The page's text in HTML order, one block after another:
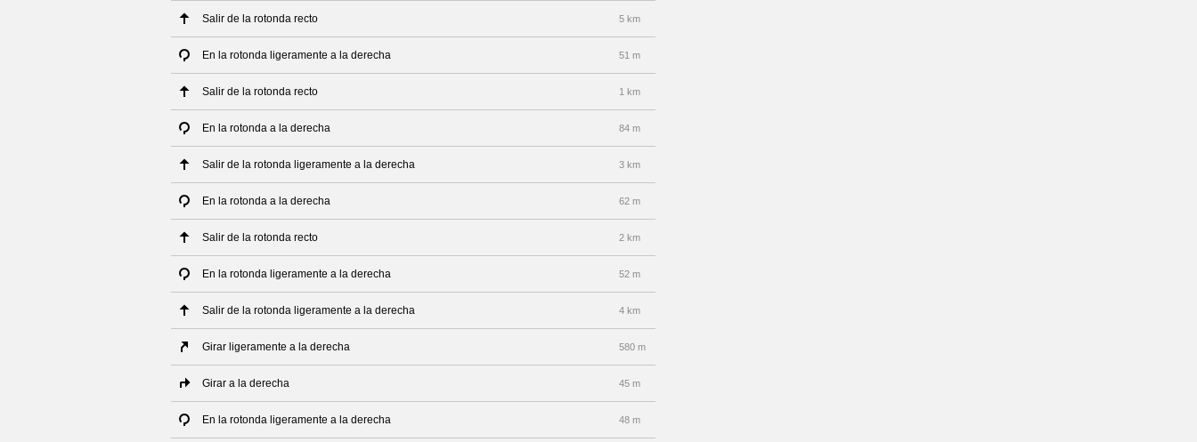
Salir de la rotonda recto 5 km
En la rotonda ligeramente a la derecha 51 m
Salir de la rotonda recto 1 km
En la rotonda a la derecha 84 m
Salir de la rotonda ligeramente a la derecha 3 km
En la rotonda a la derecha 62 m
Salir de la rotonda recto 2 km
En la rotonda ligeramente a la derecha 52 m
Salir de la rotonda ligeramente a la derecha 4 km
Girar ligeramente a la derecha 580 m
Girar a la derecha 45 m
En la rotonda ligeramente a la derecha 48 m